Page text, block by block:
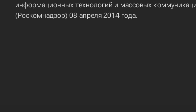
информационных технологий и массовых
(Роскомнадзор) 08 апреля 2014 года.